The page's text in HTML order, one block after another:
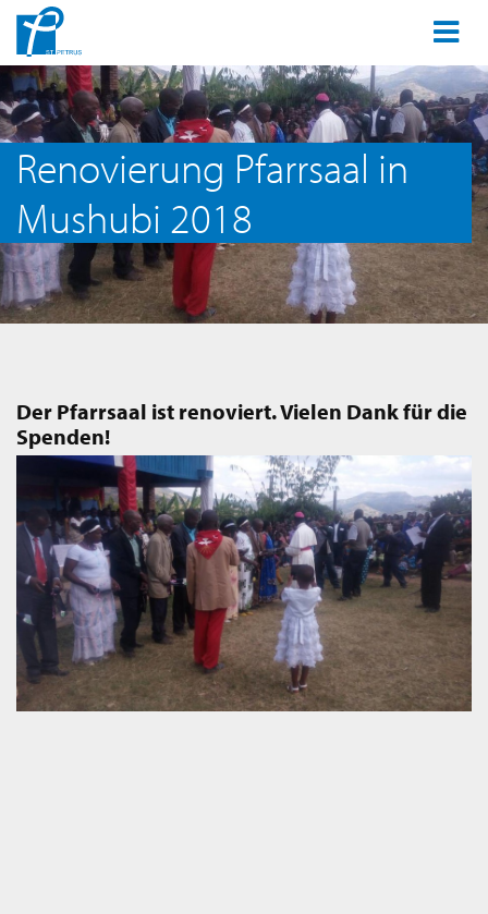
Renovierung Pfarrsaal in
Mushubi 2018
Der Pfarrsaal ist renoviert. Vielen Dank für die
Spenden!